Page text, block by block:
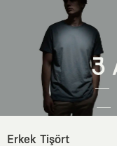
3
Erkek Tişört